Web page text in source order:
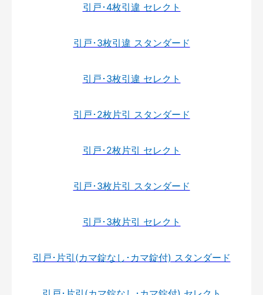
引戸･4枚引違 セレクト
引戸･3枚引違 スタンダード
引戸･3枚引違 セレクト
引戸･2枚片引 スタンダード
引戸･2枚片引 セレクト
引戸･3枚片引 スタンダード
引戸･3枚片引 セレクト
引戸･片引(カマ錠なし･カマ錠付) スタンダード